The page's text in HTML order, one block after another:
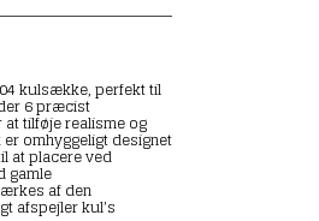
kulsække, perfekt til
6 præcist
tilføje realisme og
omhyggeligt designet
at placere ved
gamle
af den
afspejler kul's